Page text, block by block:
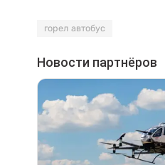
горел автобус